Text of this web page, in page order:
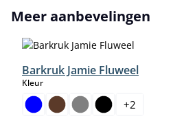
Productgalerij overslaan
Meer aanbevelingen
Barkruk Jamie Fluweel
Kleurselect
+2